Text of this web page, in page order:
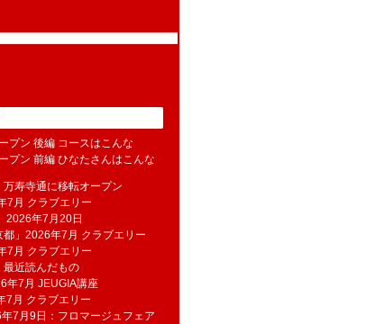
プン 後編 コースはこんな
プン 前編 ひなたさんはこんな
寿寺通に移転オープン
7月 クラブエリー
2026年7月20日
」2026年7月 クラブエリー
7月 クラブエリー
近読んだもの
年7月 JEUGIA講座
7月 クラブエリー
7月9日：フロマージュフェア